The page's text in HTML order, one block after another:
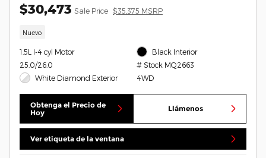
$30,473 Sale Price $35,375 MSRP
Nuevo
1.5L I-4 cyl Motor
25.0/26.0
White Diamond Exterior
Black Interior
# Stock MQ2663
4WD
Obtenga el Precio de
Hoy
Llámenos
Ver etiqueta de la ventana